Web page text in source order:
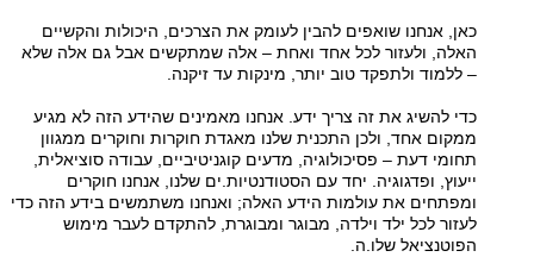
כאן, אנחנו שואפים להבין לעומק את הצרכים, היכולות והקשיים
האלה, ולעזור לכל אחד ואחת – אלה שמתקשים אבל גם אלה שלא
– ללמוד ולתפקד טוב יותר, מינקות עד זיקנה.
כדי להשיג את זה צריך ידע. אנחנו מאמינים שהידע הזה לא מגיע
ממקום אחד, ולכן התכנית שלנו מאגדת חוקרות וחוקרים ממגוון
תחומי דעת – פסיכולוגיה, מדעים קוגניטיביים, עבודה סוציאלית,
ייעוץ, ופדגוגיה. יחד עם הסטודנטיות.ים שלנו, אנחנו חוקרים
ומפתחים את עולמות הידע האלה; ואנחנו משתמשים בידע הזה כדי
לעזור לכל ילד וילדה, מבוגר ומבוגרת, להתקדם לעבר מימוש
הפוטנציאל שלו.ה.